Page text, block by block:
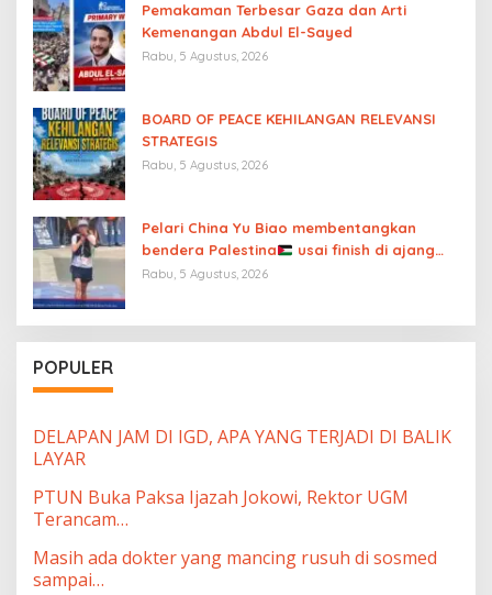
Pemakaman Terbesar Gaza dan Arti
Kemenangan Abdul El-Sayed
Rabu, 5 Agustus, 2026
BOARD OF PEACE KEHILANGAN RELEVANSI
STRATEGIS
Rabu, 5 Agustus, 2026
Pelari China Yu Biao membentangkan
bendera Palestina
usai finish di ajang
UTMB Mont-Blanc sambil menutup mulut
Rabu, 5 Agustus, 2026
POPULER
DELAPAN JAM DI IGD, APA YANG TERJADI DI BALIK
LAYAR
PTUN Buka Paksa Ijazah Jokowi, Rektor UGM
Terancam…
Masih ada dokter yang mancing rusuh di sosmed
sampai…